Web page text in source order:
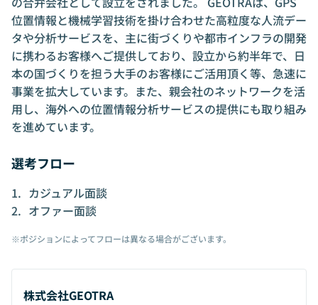
位置情報と機械学習技術を掛け合わせた高粒度な人流デー
タや分析サービスを、主に街づくりや都市インフラの開発
に携わるお客様へご提供しており、設立から約半年で、日
本の国づくりを担う大手のお客様にご活用頂く等、急速に
事業を拡大しています。また、親会社のネットワークを活
用し、海外への位置情報分析サービスの提供にも取り組み
を進めています。
選考フロー
カジュアル面談
オファー面談
※ポジションによってフローは異なる場合がございます。
株式会社GEOTRA